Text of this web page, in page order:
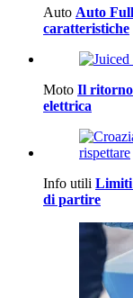
Auto Auto
caratteristiche
Moto Il ritorno
elettrica
Info utili Limiti
di partire